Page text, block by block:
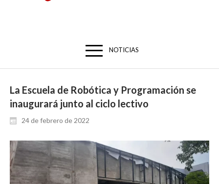
NOTICIAS
La Escuela de Robótica y Programación se
inaugurará junto al ciclo lectivo
24 de febrero de 2022